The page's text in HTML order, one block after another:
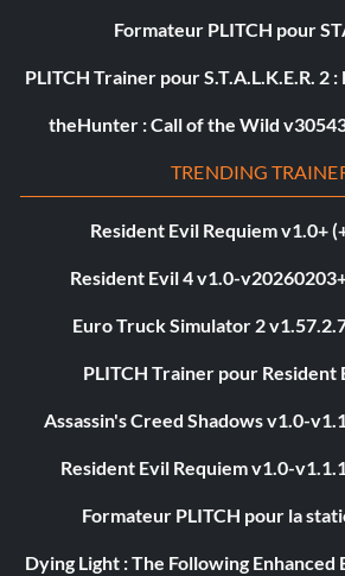
Formateur PLITCH pour
PLITCH Trainer pour S.T.A.L.K.E.R. 2
theHunter : Call of the Wild
TRENDING
Resident Evil Requiem v1.0+
Resident Evil 4 v1.0-
Euro Truck Simulator 2
PLITCH Trainer pour Resident
Assassin's Creed Shadows v1.0-
Resident Evil Requiem v1.0-
Formateur PLITCH pour la
Dying Light : The Following Enhanced